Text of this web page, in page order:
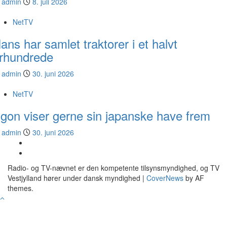
NetTV
har samlet traktorer i et halvt
admin
30. juni 2026
NetTV
viser gerne sin japanske have frem
admin
30. juni 2026
Radio- og TV-nævnet er den kompetente tilsynsmyndighed, og TV
Vestjylland hører under dansk myndighed | CoverNews by AF
themes.